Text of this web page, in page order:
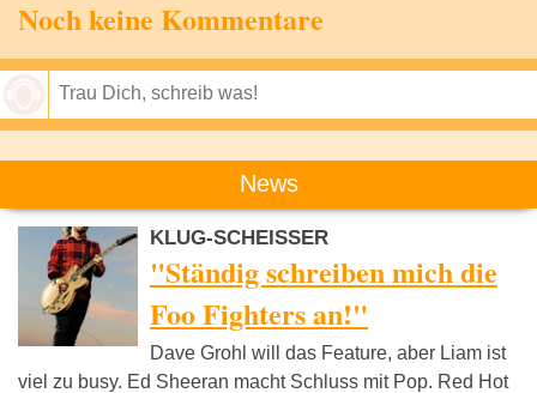
Noch keine Kommentare
News
KLUG-SCHEISSER
"Ständig schreiben mich die
Foo Fighters an!"
Dave Grohl will das Feature, aber Liam ist
viel zu busy. Ed Sheeran macht Schluss mit Pop. Red Hot